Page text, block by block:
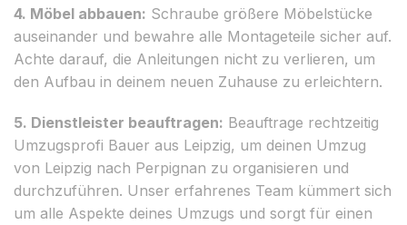
4. Möbel abbauen: Schraube größere Möbelstücke
auseinander und bewahre alle Montageteile sicher auf.
Achte darauf, die Anleitungen nicht zu verlieren, um
den Aufbau in deinem neuen Zuhause zu erleichtern.
5. Dienstleister beauftragen: Beauftrage rechtzeitig
Umzugsprofi Bauer aus Leipzig, um deinen Umzug
von Leipzig nach Perpignan zu organisieren und
durchzuführen. Unser erfahrenes Team kümmert sich
um alle Aspekte deines Umzugs und sorgt für einen